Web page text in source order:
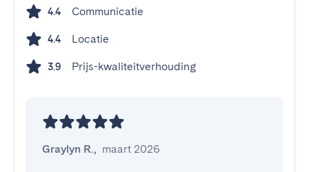
4.4 Communicatie
4.4 Locatie
3.9 Prijs-kwaliteitverhouding
Graylyn R., maart 2026